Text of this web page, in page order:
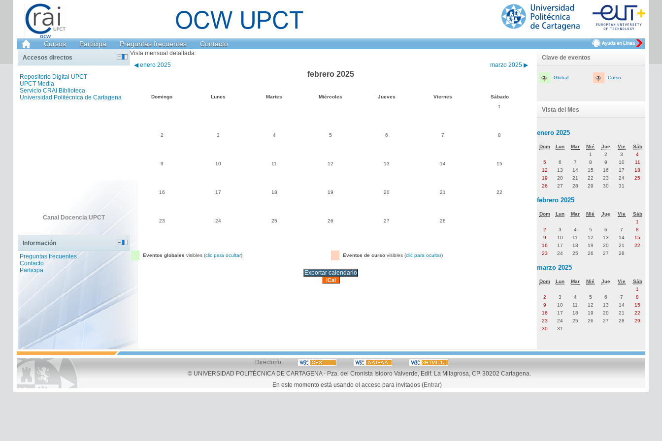
Cursos Participa Preguntas frecuentes Contacto
Vista mensual detallada:
◀ enero 2025
febrero 2025
marzo 2025 ▶
Domingo Lunes Martes Miércoles Jueves Viernes
Sábado
1
2 3 4 5 6 7 8
9 10 11 12 13 14 15
16 17 18 19 20 21 22
23 24 25 26 27 28
Eventos globales visibles (clic para ocultar) Eventos de cursovisibles (clic para ocultar)
Accesos directos
Repositorio Digital UPCT
UPCT Media
Servicio CRAI Biblioteca
Universidad Politécnica de Cartagena
Canal Docencia UPCT
Información
Preguntas frecuentes
Contacto
Participa
Clave de eventos
Global Curso
Vista del Mes
enero 2025
Dom Lun Mar Mié Jue Vie
Sáb
1
2 3
4
5
6 7 8 9 10
11
12
13 14 15 16 17
18
19
20 21 22 23 24
25
26
27 28 29 30 31
febrero 2025
Dom Lun Mar Mié Jue Vie
Sáb
1
2
3 4 5 6 7
8
9
10 11 12 13 14
15
16
17 18 19 20 21
22
23
24 25 26 27 28
marzo 2025
Dom Lun Mar Mié Jue Vie
Sáb
1
2
3 4 5 6 7
8
9
10 11 12 13 14
15
16
17 18 19 20 21
22
23
24 25 26 27 28
29
30
31
Directorio
© UNIVERSIDAD POLITÉCNICA DE CARTAGENA - Pza. del Cronista Isidoro Valverde, Edif. La Milagrosa, CP. 30202 Cartagena.
En este momento está usando el acceso para invitados (Entrar)